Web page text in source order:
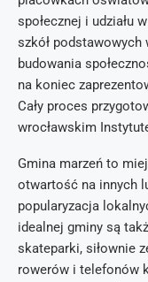
społecznej i udziału
szkół podstawowych
budowania
na koniec
Cały proces
wrocławskim
Gmina marzeń to
otwartość na innych
popularyzacja
idealnej gminy są
skateparki, siłownie
rowerów i telefonów